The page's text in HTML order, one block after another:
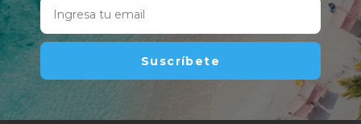
¡Acción de Gracias en España! 13 días / 12 noches .
Salida 18 de noviembre del 2026. Regreso 30 de
noviembre 2026. Visitando: Madrid, Sevilla, Córdoba,
Ronda, Costa del Sol, Granada, Valencia y Barcelona.
$ 3,395
Suscríbete